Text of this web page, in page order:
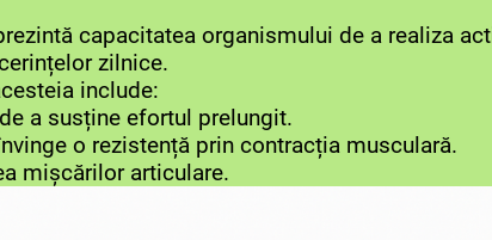
capacitatea organismului de a realiza
zilnice.
include:
a susține efortul prelungit.
o rezistență prin contracția musculară.
mișcărilor articulare.